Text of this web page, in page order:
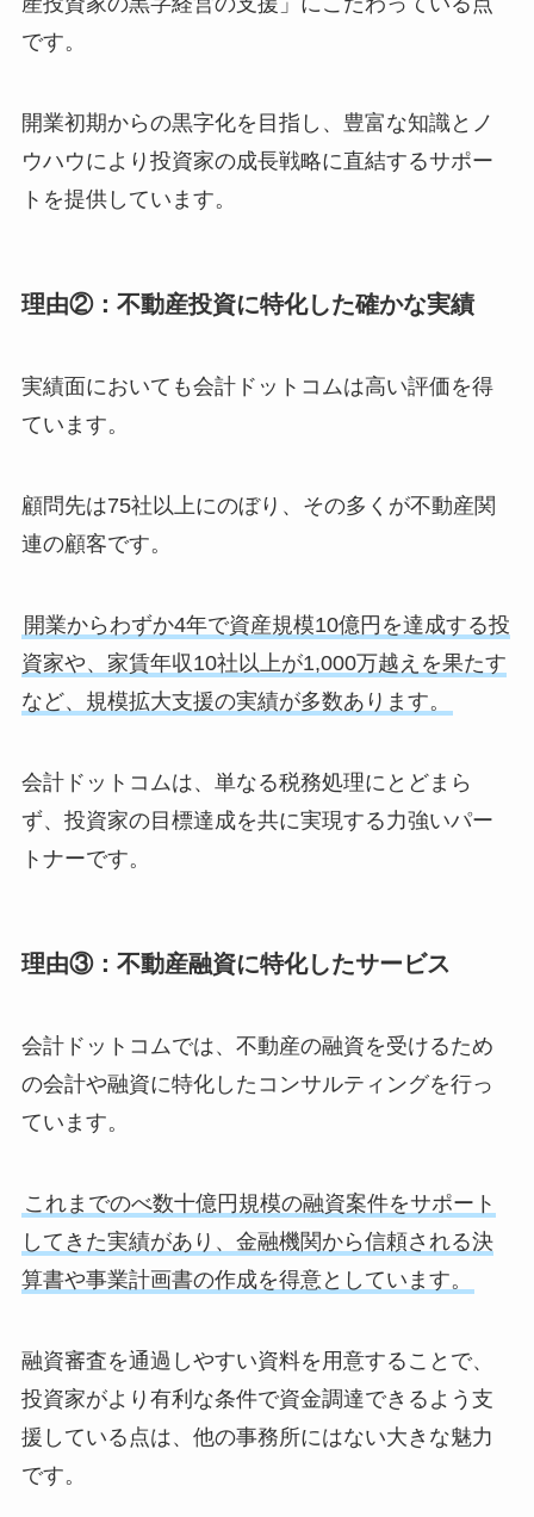
です。
開業初期からの黒字化を目指し、豊富な知識とノ
ウハウにより投資家の成長戦略に直結するサポー
トを提供しています。
理由②：不動産投資に特化した確かな実績
実績面においても会計ドットコムは高い評価を得
ています。
顧問先は75社以上にのぼり、その多くが不動産関
連の顧客です。
開業からわずか4年で資産規模10億円を達成する投
資家や、家賃年収10社以上が1,000万越えを果たす
など、規模拡大支援の実績が多数あります。
会計ドットコムは、単なる税務処理にとどまら
ず、投資家の目標達成を共に実現する力強いパー
トナーです。
理由③：不動産融資に特化したサービス
会計ドットコムでは、不動産の融資を受けるため
の会計や融資に特化したコンサルティングを行っ
ています。
これまでのべ数十億円規模の融資案件をサポート
してきた実績があり、金融機関から信頼される決
算書や事業計画書の作成を得意としています。
融資審査を通過しやすい資料を用意することで、
投資家がより有利な条件で資金調達できるよう支
援している点は、他の事務所にはない大きな魅力
です。